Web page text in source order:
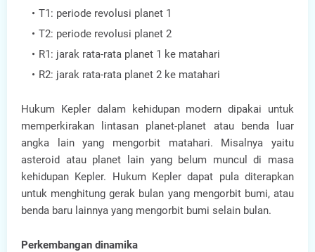
T1: periode revolusi planet 1
T2: periode revolusi planet 2
R1: jarak rata-rata planet 1 ke matahari
R2: jarak rata-rata planet 2 ke matahari
Hukum Kepler dalam kehidupan modern dipakai untuk
memperkirakan lintasan planet-planet atau benda luar
angka lain yang mengorbit matahari. Misalnya yaitu
asteroid atau planet lain yang belum muncul di masa
kehidupan Kepler. Hukum Kepler dapat pula diterapkan
untuk menghitung gerak bulan yang mengorbit bumi, atau
benda baru lainnya yang mengorbit bumi selain bulan.
Perkembangan dinamika